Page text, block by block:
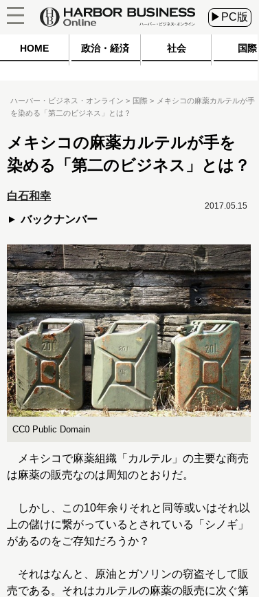
▶PC版
HOME 政治・経済 社会 国際
ハーバー・ビジネス・オンライン 国際
メキシコの麻薬カルテルが手
を染める「第二のビジネス」とは？
メキシコの麻薬カルテルが手を
染める「第二のビジネス」とは？
白石和幸
バックナンバー
2017.05.15
CC0 Public Domain
メキシコで麻薬組織「カルテル」の主要な商売
は麻薬の販売なのは周知のとおりだ。
しかし、この10年余りそれと同等或いはそれ以
上の儲けに繋がっているとされている「シノギ」
があるのをご存知だろうか？
それはなんと、原油とガソリンの窃盗そして販
売である。それはカルテルの麻薬の販売に次ぐ第